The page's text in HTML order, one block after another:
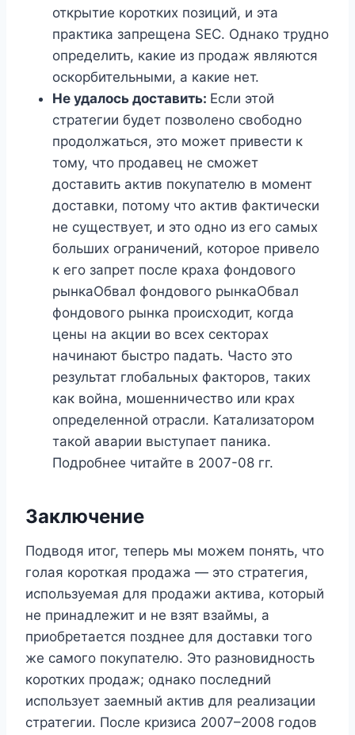
открытие коротких позиций, и эта
практика запрещена SEC. Однако трудно
определить, какие из продаж являются
оскорбительными, а какие нет.
Не удалось доставить: Если этой
стратегии будет позволено свободно
продолжаться, это может привести к
тому, что продавец не сможет
доставить актив покупателю в момент
доставки, потому что актив фактически
не существует, и это одно из его самых
больших ограничений, которое привело
к его запрет после краха фондового
рынкаОбвал фондового рынкаОбвал
фондового рынка происходит, когда
цены на акции во всех секторах
начинают быстро падать. Часто это
результат глобальных факторов, таких
как война, мошенничество или крах
определенной отрасли. Катализатором
такой аварии выступает паника.
Подробнее читайте в 2007-08 гг.
Заключение
Подводя итог, теперь мы можем понять, что
голая короткая продажа — это стратегия,
используемая для продажи актива, который
не принадлежит и не взят взаймы, а
приобретается позднее для доставки того
же самого покупателю. Это разновидность
коротких продаж; однако последний
использует заемный актив для реализации
стратегии. После кризиса 2007–2008 годов